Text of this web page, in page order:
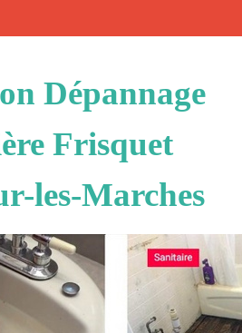
Dépannage
Frisquet
les-Marches